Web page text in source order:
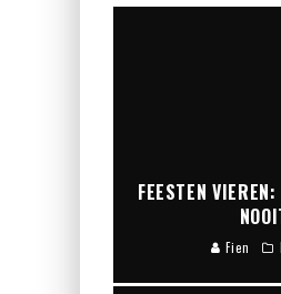
FEESTEN
Fien